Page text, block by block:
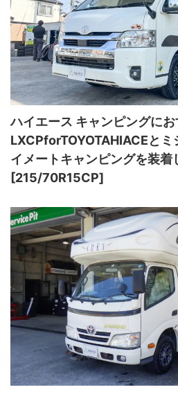
ハイエース キャンピングに
LXCPforTOYOTAHIACEとミ
イメートキャンピングを装着
[215/70R15CP]